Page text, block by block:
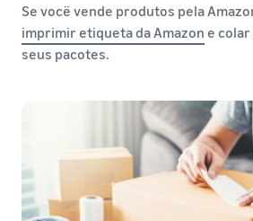
Se vocë vende produtos pela
imprimir etiqueta da Amazon e
seus pacotes.